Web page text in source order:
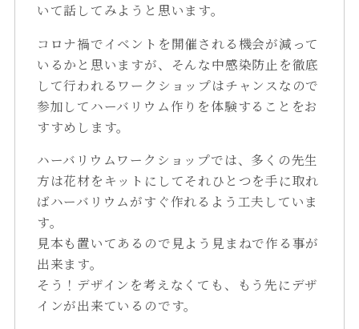
いて話してみようと思います。
コロナ禍でイベントを開催される機会が減って
いるかと思いますが、そんな中感染防止を徹底
して行われるワークショップはチャンスなので
参加してハーバリウム作りを体験することをお
すすめします。
ハーバリウムワークショップでは、多くの先生
方は花材をキットにしてそれひとつを手に取れ
ばハーバリウムがすぐ作れるよう工夫していま
す。
見本も置いてあるので見よう見まねで作る事が
出来ます。
そう！デザインを考えなくても、もう先にデザ
インが出来ているのです。